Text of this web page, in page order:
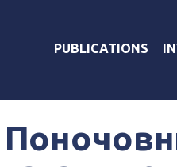
PUBLICATIONS